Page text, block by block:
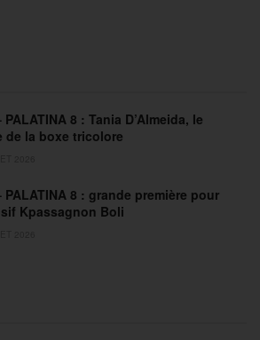
PALATINA 8 : Tania D’Almeida, le
de la boxe tricolore
PALATINA 8 : grande première pour
Kpassagnon Boli